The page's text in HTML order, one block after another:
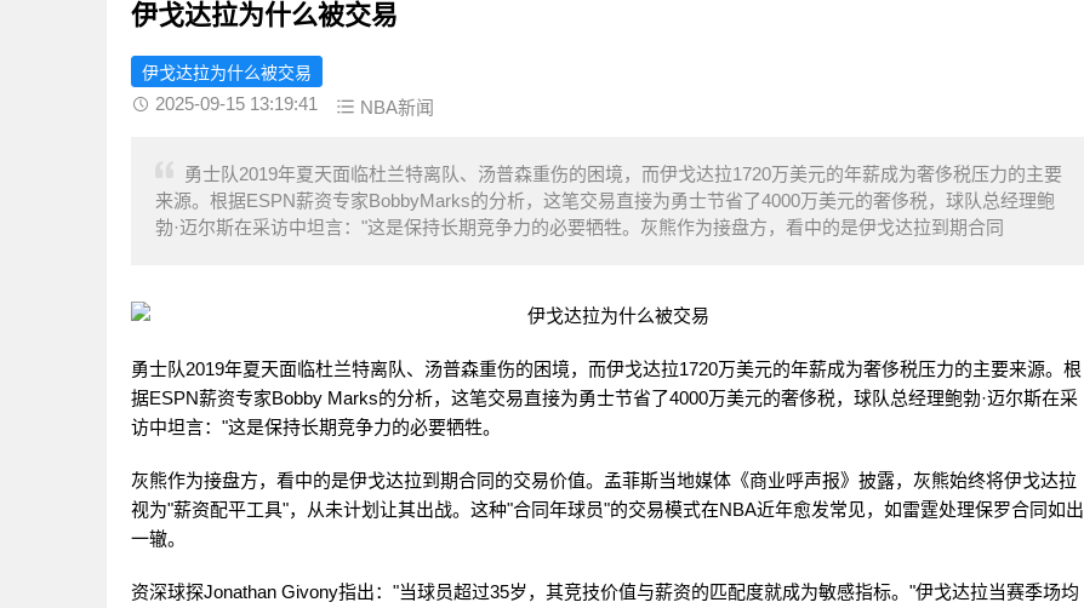
伊戈达拉为什么被交易
伊戈达拉为什么被交易
2025-09-15 13:19:41 NBA新闻
勇士队2019年夏天面临杜兰特离队、汤普森重伤的困境，而伊戈达拉1720万美元的年薪成为奢侈税压力的主要
来源。根据ESPN薪资专家BobbyMarks的分析，这笔交易直接为勇士节省了4000万美元的奢侈税，球队总经理鲍
勃·迈尔斯在采访中坦言："这是保持长期竞争力的必要牺牲。灰熊作为接盘方，看中的是伊戈达拉到期合同
勇士队2019年夏天面临杜兰特离队、汤普森重伤的困境，而伊戈达拉1720万美元的年薪成为奢侈税压力的主要来源。根
据ESPN薪资专家Bobby Marks的分析，这笔交易直接为勇士节省了4000万美元的奢侈税，球队总经理鲍勃·迈尔斯在采
访中坦言："这是保持长期竞争力的必要牺牲。
灰熊作为接盘方，看中的是伊戈达拉到期合同的交易价值。孟菲斯当地媒体《商业呼声报》披露，灰熊始终将伊戈达拉
视为"薪资配平工具"，从未计划让其出战。这种"合同年球员"的交易模式在NBA近年愈发常见，如雷霆处理保罗合同如出
一辙。
资深球探Jonathan Givony指出："当球员超过35岁，其竞技价值与薪资的匹配度就成为敏感指标。"伊戈达拉当赛季场均